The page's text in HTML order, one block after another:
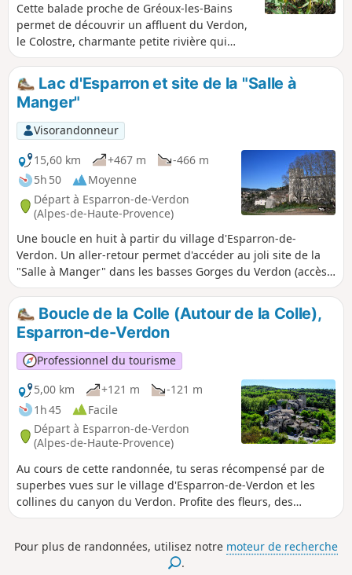
Cette balade proche de Gréoux-les-Bains
permet de découvrir un affluent du Verdon,
le Colostre, charmante petite rivière qui
coule toute l'année dans une petite vallée
assez encaissée. Également au programme,
un oppidum et le magnifique village de
Saint-Martin-de-Brômes.
Lac d'Esparron et site de la "Salle à
Manger"
Visorandonneur
15,60 km
+467 m
-466 m
5h 50
Moyenne
Départ à Esparron-de-Verdon
(Alpes-de-Haute-Provence)
Une boucle en huit à partir du village d'Esparron-de-
Verdon. Un aller-retour permet d'accéder au joli site de la
"Salle à Manger" dans les basses Gorges du Verdon (accès
à l'eau possible). Après un départ sur une petite route, le
circuit alterne entre chemins rocailleux et larges pistes.
Quelques jolis points de vue sur le lac et un aperçu des
plateaux de Provence et ses champs de lavande.
Boucle de la Colle (Autour de la Colle),
Esparron-de-Verdon
Professionnel du tourisme
5,00 km
+121 m
-121 m
1h 45
Facile
Départ à Esparron-de-Verdon
(Alpes-de-Haute-Provence)
Au cours de cette randonnée, tu seras récompensé par de
superbes vues sur le village d'Esparron-de-Verdon et les
collines du canyon du Verdon. Profite des fleurs, des
papillons et des oliviers, et visite le château et l'église du
Pour plus de randonnées, utilisez notre moteur de recherche
.